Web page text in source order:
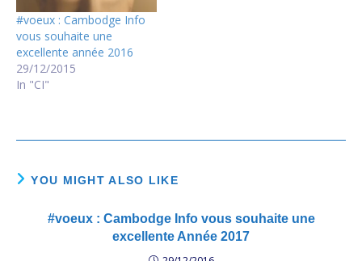
sans rancœur aucune, 2 -
…
#voeux : Cambodge Info
vous souhaite une
excellente année 2016
29/12/2015
In "CI"
YOU MIGHT ALSO LIKE
#voeux : Cambodge Info vous souhaite une
excellente Année 2017